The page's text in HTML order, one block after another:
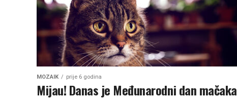
MOZAIK prije 6 godina
Mijau! Danas je Međunarodni dan mačaka